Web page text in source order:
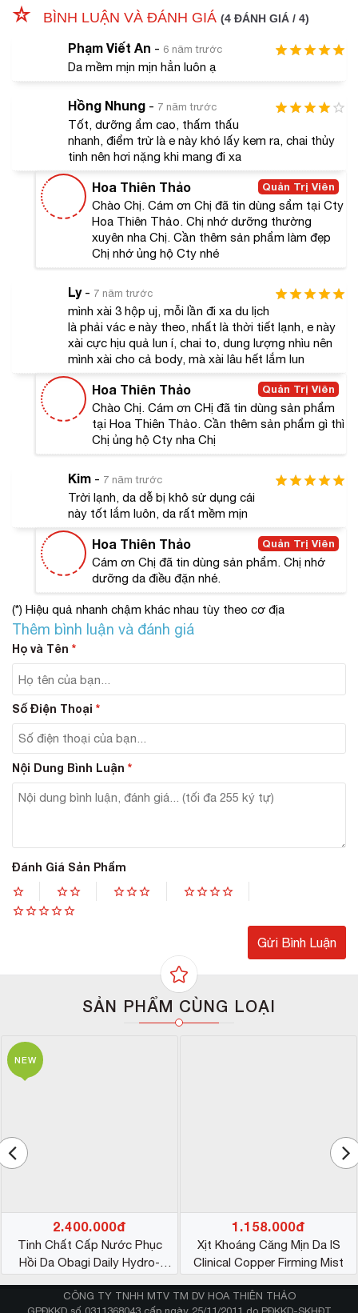
Đây cũng là điểm cộng lớn giúp kem dưỡng ẩm A&Plus
trở nên nổi bật và nhận được sự tin tưởng ưa dùng từ
Giữ ẩm cho da, cung cấp dưỡng chất nuôi dưỡng
làn da khỏe mạnh cả bên trong
Cung cấp độ ẩm vừa đủ để cải thiện tình trạng khô
da, da nứt nẻ
Lấy đi những mảng tối dưới da, dưỡng da trắng
hồng tự nhiên
Cho bạn làn da tươi trẻ, hỗ trợ chống lão hóa da
hiệu quả, ngăn ngừa hình thành các nếp nhăn.
#Cách sử dụng
được sử dụng hàng ngày, 2 lần một ngày vào sáng và
Vào buổi sáng, bạn làm sạch da với sữa rửa mặt
sau đó thoa kem dưỡng ẩm trước khi trang điểm
(nếu có). Nếu sử dụng trong quá trình đi làm, bạn
nên rửa mặt lại vào buổi trưa rồi thoa một lớp kem
khác, tránh tình trạng da bị bí gây tắc nghẽn lỗ chân
lông.
Buổi tối, thoa một lớp kem dưỡng ẩm trước khi đi
ngủ là việc làm vô cùng cần thiết để làn da luôn
được duy trì độ ẩm lý tưởng trong suốt giấc ngủ
dài.
#Ưu điểm nổi bật
Hoàn thiện vai trò duy trì độ ẩm lý tưởng
Duy trì độ căng mịn cho bề mặt da
Giữ diện mạo luôn trẻ trung xinh đẹp sau cả ngày
dài làm việc căng thẳng, mệt mỏi.
da.
#Đối tượng sử dụng
Dành cho mọi loại da.
Phù hợp cho những ai thiếu độ ẩm, da thô ráp, sần
sùi và xuất hiện các dấu hiệu lão hóa sớm, …
BÌNH LUẬN VÀ ĐÁNH GIÁ (4 ĐÁNH GIÁ / 4)
Phạm Viết An - 6 năm trước
Da mềm mịn mịn hẳn luôn ạ
Hồng Nhung - 7 năm trước
Tốt, dưỡng ẩm cao, thấm thấu
nhanh, điểm trừ là e này khó lấy kem ra, chai thủy
tinh nên hơi nặng khi mang đi xa
Quản Trị Viên
Hoa Thiên Thảo
Chào Chị. Cám ơn Chị đã tin dùng sẩm tại Cty
Hoa Thiên Thảo. Chị nhớ dưỡng thường
xuyên nha Chị. Cần thêm sản phẩm làm đẹp
Chị nhớ ủng hộ Cty nhé
Ly- 7 năm trước
mình xài 3 hộp uj, mỗi lần đi xa du lịch
là phải vác e này theo, nhất là thời tiết lạnh, e này
xài cực hịu quả lun í, chai to, dung lượng nhìu nên
mình xài cho cả body, mà xài lâu hết lắm lun
Quản Trị Viên
Hoa Thiên Thảo
Chào Chị. Cám ơn CHị đã tin dùng sản phẩm
tại Hoa Thiên Thảo. Cần thêm sản phẩm gì thì
Chị ủng hộ Cty nha Chị
Kim - 7 năm trước
Trời lạnh, da dễ bị khô sử dụng cái
này tốt lắm luôn, da rất mềm mịn
Quản Trị Viên
Hoa Thiên Thảo
Cám ơn Chị đã tin dùng sản phẩm. Chị nhớ
dưỡng da điều đặn nhé.
(*) Hiệu quả nhanh chậm khác nhau tùy theo cơ địa
Thêm bình luận và đánh giá
Họ và Tên *
Số Điện Thoại *
Nội Dung Bình Luận *
Đánh Giá Sản Phẩm
SẢN PHẨM CÙNG LOẠI
NEW
2.400.000đ
Tinh Chất Cấp Nước Phục
Hồi Da Obagi Daily Hydro-
1.158.000đ
Xịt Khoáng Căng Mịn Da IS
Clinical Copper Firming Mist
CÔNG TY TNHH MTV TM DV HOA THIÊN THẢO